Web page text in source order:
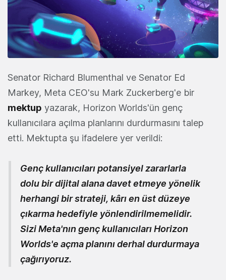
Senator Richard Blumenthal ve Senator Ed
Markey, Meta CEO'su Mark Zuckerberg'e bir
mektup yazarak, Horizon Worlds'ün genç
kullanıcılara açılma planlarını durdurmasını talep
etti. Mektupta şu ifadelere yer verildi:
Genç kullanıcıları potansiyel zararlarla
dolu bir dijital alana davet etmeye yönelik
herhangi bir strateji, kârı en üst düzeye
çıkarma hedefiyle yönlendirilmemelidir.
Sizi Meta'nın genç kullanıcıları Horizon
Worlds'e açma planını derhal durdurmaya
çağırıyoruz.